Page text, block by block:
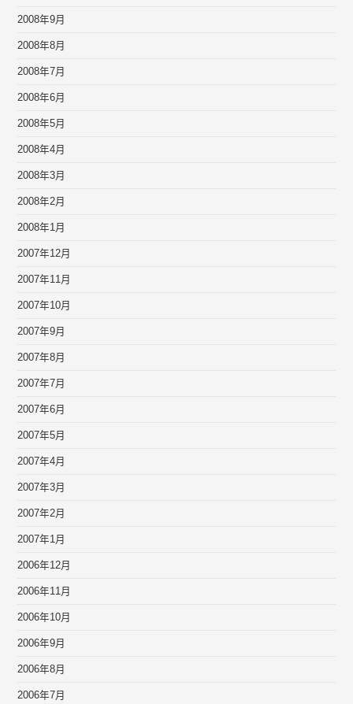
2008年9月
2008年8月
2008年7月
2008年6月
2008年5月
2008年4月
2008年3月
2008年2月
2008年1月
2007年12月
2007年11月
2007年10月
2007年9月
2007年8月
2007年7月
2007年6月
2007年5月
2007年4月
2007年3月
2007年2月
2007年1月
2006年12月
2006年11月
2006年10月
2006年9月
2006年8月
2006年7月